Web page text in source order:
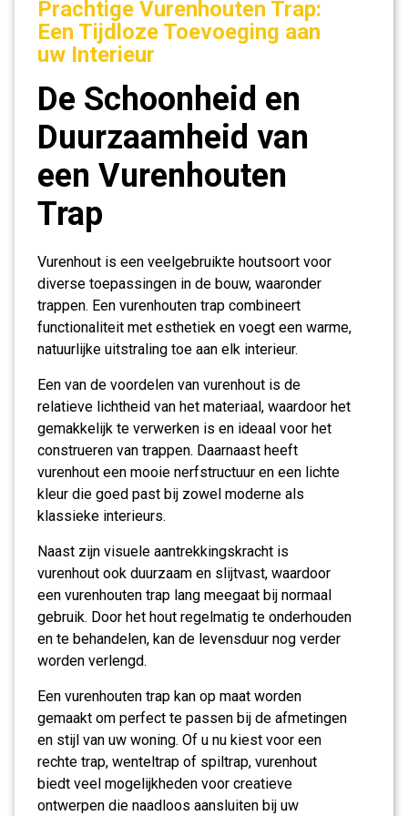
Prachtige Vurenhouten Trap:
Een Tijdloze Toevoeging aan
uw Interieur
De Schoonheid en
Duurzaamheid van
een Vurenhouten
Trap
Vurenhout is een veelgebruikte houtsoort voor
diverse toepassingen in de bouw, waaronder
trappen. Een vurenhouten trap combineert
functionaliteit met esthetiek en voegt een warme,
natuurlijke uitstraling toe aan elk interieur.
Een van de voordelen van vurenhout is de
relatieve lichtheid van het materiaal, waardoor het
gemakkelijk te verwerken is en ideaal voor het
construeren van trappen. Daarnaast heeft
vurenhout een mooie nerfstructuur en een lichte
kleur die goed past bij zowel moderne als
klassieke interieurs.
Naast zijn visuele aantrekkingskracht is
vurenhout ook duurzaam en slijtvast, waardoor
een vurenhouten trap lang meegaat bij normaal
gebruik. Door het hout regelmatig te onderhouden
en te behandelen, kan de levensduur nog verder
worden verlengd.
Een vurenhouten trap kan op maat worden
gemaakt om perfect te passen bij de afmetingen
en stijl van uw woning. Of u nu kiest voor een
rechte trap, wenteltrap of spiltrap, vurenhout
biedt veel mogelijkheden voor creatieve
ontwerpen die naadloos aansluiten bij uw